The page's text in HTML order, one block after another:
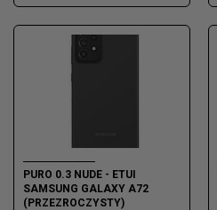
PURO 0.3 NUDE - ETUI
SAMSUNG GALAXY A72
(PRZEZROCZYSTY)